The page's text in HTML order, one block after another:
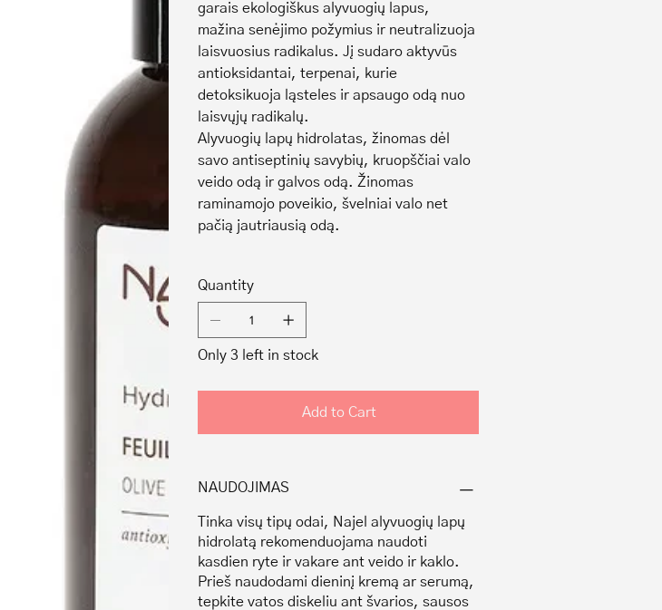
garais ekologiškus alyvuogių lapus,
mažina senėjimo požymius ir neutralizuoja
laisvuosius radikalus. Jį sudaro aktyvūs
antioksidantai, terpenai, kurie
detoksikuoja ląsteles ir apsaugo odą nuo
laisvųjų radikalų.
Alyvuogių lapų hidrolatas, žinomas dėl
savo antiseptinių savybių, kruopščiai valo
veido odą ir galvos odą. Žinomas
raminamojo poveikio, švelniai valo net
pačią jautriausią odą.
Quantity
Only 3 left in stock
Add to Cart
NAUDOJIMAS
Tinka visų tipų odai, Najel alyvuogių lapų
hidrolatą rekomenduojama naudoti
kasdien ryte ir vakare ant veido ir kaklo.
Prieš naudodami dieninį kremą ar serumą,
tepkite vatos diskeliu ant švarios, sausos